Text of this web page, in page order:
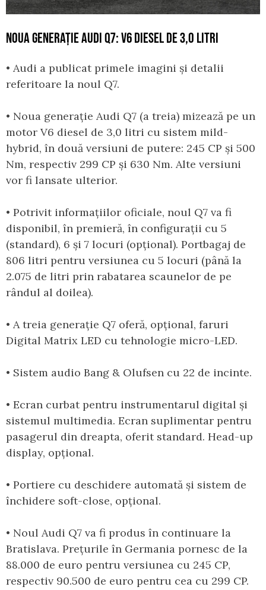
NOUA GENERAȚIE AUDI Q7: V6 DIESEL DE 3,0 LITRI
• Audi a publicat primele imagini și detalii
referitoare la noul Q7.
• Noua generație Audi Q7 (a treia) mizează pe un
motor V6 diesel de 3,0 litri cu sistem mild-
hybrid, în două versiuni de putere: 245 CP și 500
Nm, respectiv 299 CP și 630 Nm. Alte versiuni
vor fi lansate ulterior.
• Potrivit informațiilor oficiale, noul Q7 va fi
disponibil, în premieră, în configurații cu 5
(standard), 6 și 7 locuri (opțional). Portbagaj de
806 litri pentru versiunea cu 5 locuri (până la
2.075 de litri prin rabatarea scaunelor de pe
rândul al doilea).
• A treia generație Q7 oferă, opțional, faruri
Digital Matrix LED cu tehnologie micro-LED.
• Sistem audio Bang & Olufsen cu 22 de incinte.
• Ecran curbat pentru instrumentarul digital și
sistemul multimedia. Ecran suplimentar pentru
pasagerul din dreapta, oferit standard. Head-up
display, opțional.
• Portiere cu deschidere automată și sistem de
închidere soft-close, opțional.
• Noul Audi Q7 va fi produs în continuare la
Bratislava. Prețurile în Germania pornesc de la
88.000 de euro pentru versiunea cu 245 CP,
respectiv 90.500 de euro pentru cea cu 299 CP.